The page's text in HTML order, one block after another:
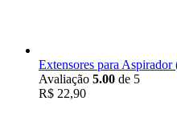
Extensores para
Avaliação 5.00 de 5
R$ 22,90